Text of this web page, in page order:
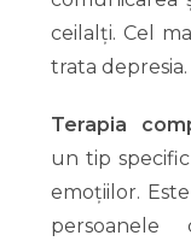
ceilalți. Cel
trata depresia.
Terapia
un tip
emoțiilor.